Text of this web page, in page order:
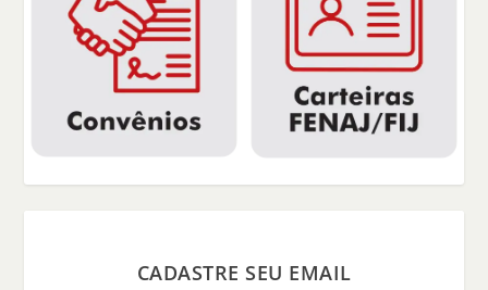
CADASTRE SEU EMAIL